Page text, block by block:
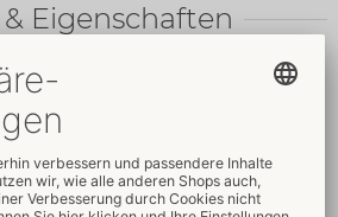
Eigenschaften
(Vinyl)